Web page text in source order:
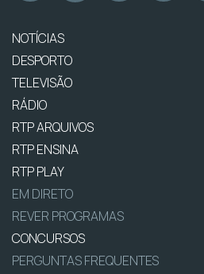
NOTÍCIAS
DESPORTO
TELEVISÃO
RÁDIO
RTP ARQUIVOS
RTP ENSINA
RTP PLAY
EM DIRETO
REVER PROGRAMAS
CONCURSOS
PERGUNTAS FREQUENTES